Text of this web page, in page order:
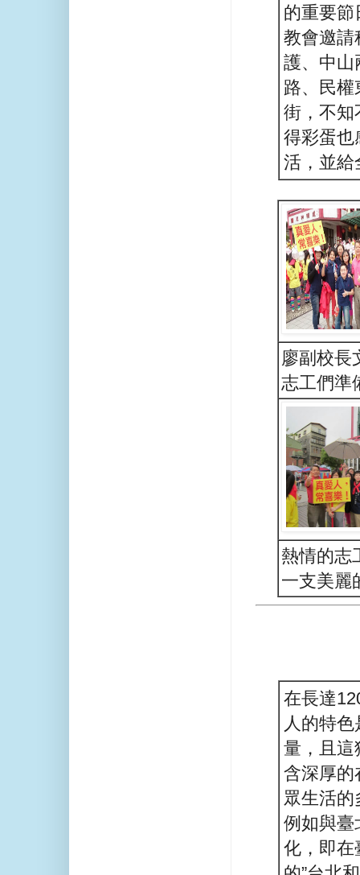
的重要
教會邀請
護、中山
路、民
街，不知
得彩蛋也
活，並給
廖副校長
志工們準
熱情的志
一支美麗
在長達
人的特
量，且這
含深厚的
眾生活
例如與臺
化，即在